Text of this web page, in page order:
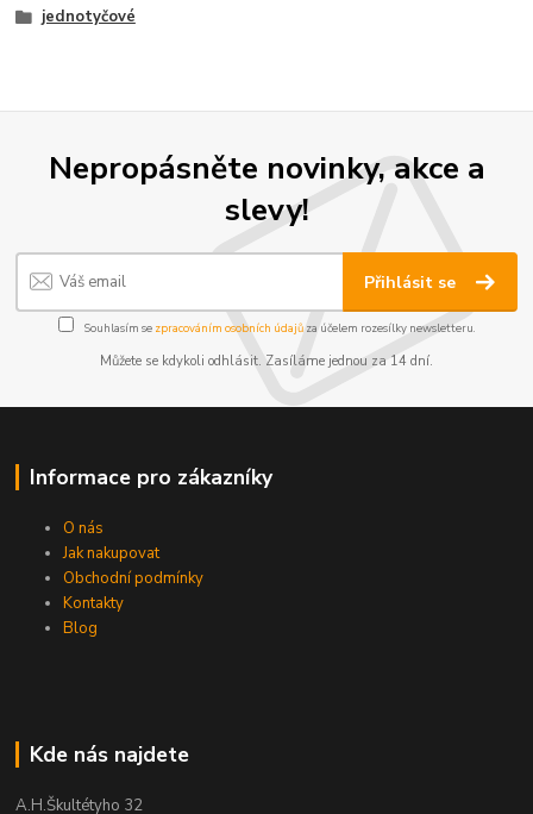
jednotyčové
Nepropásněte novinky, akce a
slevy!
Přihlásit se
Souhlasím se zpracováním osobních údajůza účelem rozesílky newsletteru.
Můžete se kdykoli odhlásit. Zasíláme jednou za 14 dní.
Informace pro zákazníky
O nás
Jak nakupovat
Obchodní podmínky
Kontakty
Blog
Kde nás najdete
A.H.Škultétyho 32